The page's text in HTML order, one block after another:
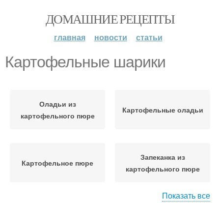
ДОМАШНИЕ РЕЦЕПТЫ
главная новости статьи
Картофельные шарики
Оладьи из
картофельного пюре
Картофельные оладьи
Картофельное пюре
Запеканка из
картофельного пюре
Показать все